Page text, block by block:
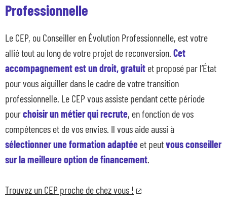
Professionnelle
Le CEP, ou Conseiller en Évolution Professionnelle, est votre
allié tout au long de votre projet de reconversion. Cet
accompagnement est un droit, gratuit et proposé par l’État
pour vous aiguiller dans le cadre de votre transition
professionnelle. Le CEP vous assiste pendant cette période
pourchoisir un métier qui recrute, en fonction de vos
compétences et de vos envies. Il vous aide aussi à
sélectionner une formation adaptée et peutvous conseiller
sur la meilleure option de financement
Trouvez un CEP proche de chez vous !